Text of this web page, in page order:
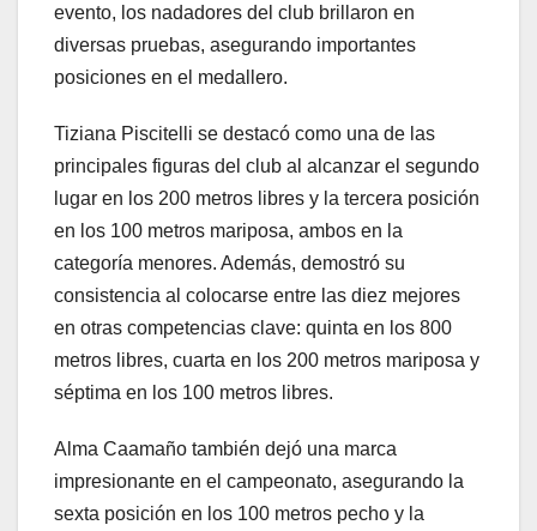
evento, los nadadores del club brillaron en
diversas pruebas, asegurando importantes
posiciones en el medallero.
Tiziana Piscitelli se destacó como una de las
principales figuras del club al alcanzar el segundo
lugar en los 200 metros libres y la tercera posición
en los 100 metros mariposa, ambos en la
categoría menores. Además, demostró su
consistencia al colocarse entre las diez mejores
en otras competencias clave: quinta en los 800
metros libres, cuarta en los 200 metros mariposa y
séptima en los 100 metros libres.
Alma Caamaño también dejó una marca
impresionante en el campeonato, asegurando la
sexta posición en los 100 metros pecho y la